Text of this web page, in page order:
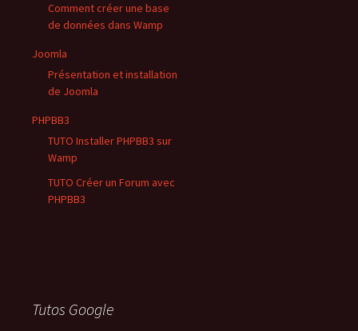
Comment créer une base
de données dans Wamp
Joomla
Présentation et installation
de Joomla
PHPBB3
TUTO Installer PHPBB3 sur
Wamp
TUTO Créer un Forum avec
PHPBB3
Tutos Google